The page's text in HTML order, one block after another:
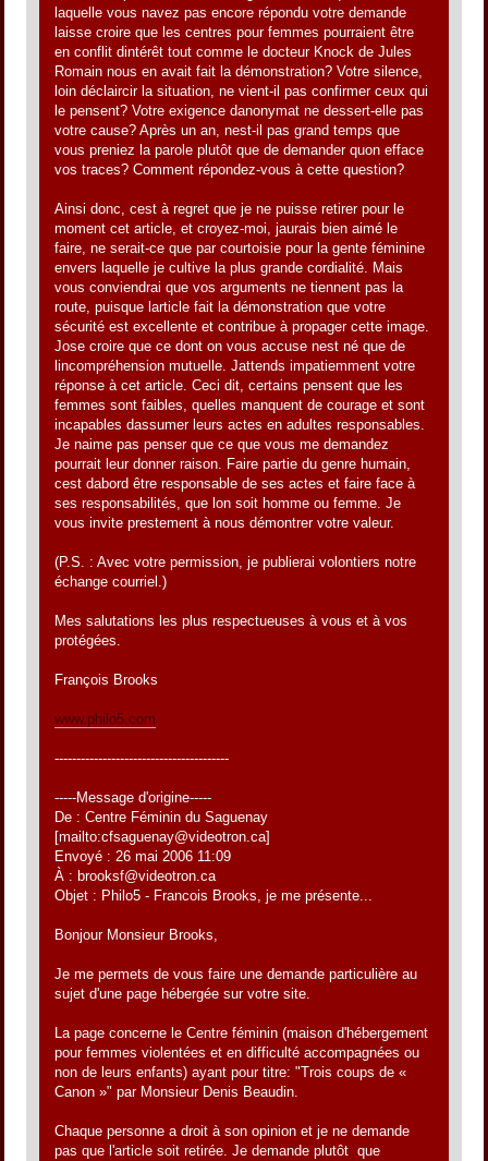
laquelle vous navez pas encore répondu votre demande
laisse croire que les centres pour femmes pourraient être
en conflit dintérêt tout comme le docteur Knock de Jules
Romain nous en avait fait la démonstration? Votre silence,
loin déclaircir la situation, ne vient-il pas confirmer ceux qui
le pensent? Votre exigence danonymat ne dessert-elle pas
votre cause? Après un an, nest-il pas grand temps que
vous preniez la parole plutôt que de demander quon efface
vos traces? Comment répondez-vous à cette question?
Ainsi donc, cest à regret que je ne puisse retirer pour le
moment cet article, et croyez-moi, jaurais bien aimé le
faire, ne serait-ce que par courtoisie pour la gente féminine
envers laquelle je cultive la plus grande cordialité. Mais
vous conviendrai que vos arguments ne tiennent pas la
route, puisque larticle fait la démonstration que votre
sécurité est excellente et contribue à propager cette image.
Jose croire que ce dont on vous accuse nest né que de
lincompréhension mutuelle. Jattends impatiemment votre
réponse à cet article. Ceci dit, certains pensent que les
femmes sont faibles, quelles manquent de courage et sont
incapables dassumer leurs actes en adultes responsables.
Je naime pas penser que ce que vous me demandez
pourrait leur donner raison. Faire partie du genre humain,
cest dabord être responsable de ses actes et faire face à
ses responsabilités, que lon soit homme ou femme. Je
vous invite prestement à nous démontrer votre valeur.
(P.S. : Avec votre permission, je publierai volontiers notre
échange courriel.)
Mes salutations les plus respectueuses à vous et à vos
protégées.
François Brooks
www.philo5.com
----------------------------------------
-----Message d'origine-----
De : Centre Féminin du Saguenay
[mailto:cfsaguenay@videotron.ca]
Envoyé : 26 mai 2006 11:09
À : brooksf@videotron.ca
Objet : Philo5 - Francois Brooks, je me présente...
Bonjour Monsieur Brooks,
Je me permets de vous faire une demande particulière au
sujet d'une page hébergée sur votre site.
La page concerne le Centre féminin (maison d'hébergement
pour femmes violentées et en difficulté accompagnées ou
non de leurs enfants) ayant pour titre: "Trois coups de «
Canon »" par Monsieur Denis Beaudin.
Chaque personne a droit à son opinion et je ne demande
pas que l'article soit retirée. Je demande plutôt que